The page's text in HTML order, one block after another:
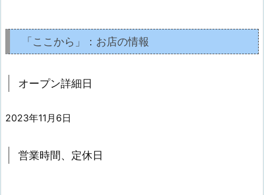
「ここから」：お店の情報
オープン詳細日
2023年11月6日
営業時間、定休日